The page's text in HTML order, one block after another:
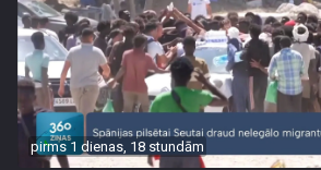
pirms 1 dienas, 18 stundām